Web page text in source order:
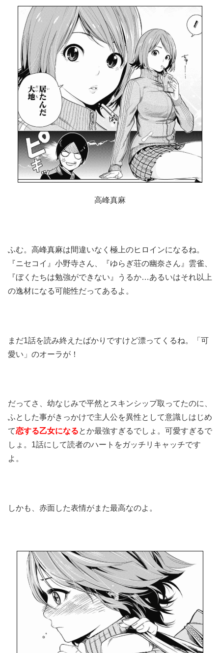
高峰真麻
ふむ。高峰真麻は間違いなく極上のヒロインになるね。
『ニセコイ』小野寺さん、『ゆらぎ荘の幽奈さん』雲雀、
『ぼくたちは勉強ができない』うるか…あるいはそれ以上
の逸材になる可能性だってあるよ。
まだ1話を読み終えたばかりですけど漂ってくるね。「可
愛い」のオーラが！
だってさ、幼なじみで平然とスキンシップ取ってたのに、
ふとした事がきっかけで主人公を異性として意識しはじめ
て恋する乙女になるとか最強すぎるでしょ。可愛すぎるで
しょ。1話にして読者のハートをガッチリキャッチです
よ。
しかも、赤面した表情がまた最高なのよ。